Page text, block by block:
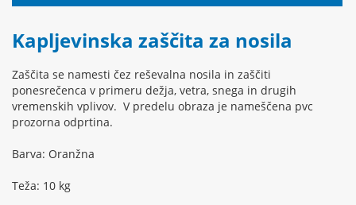
Kapljevinska zaščita za nosila
Zaščita se namesti čez reševalna nosila in zaščiti
ponesrečenca v primeru dežja, vetra, snega in drugih
vremenskih vplivov. V predelu obraza je nameščena pvc
prozorna odprtina.
Barva: Oranžna
Teža: 10 kg